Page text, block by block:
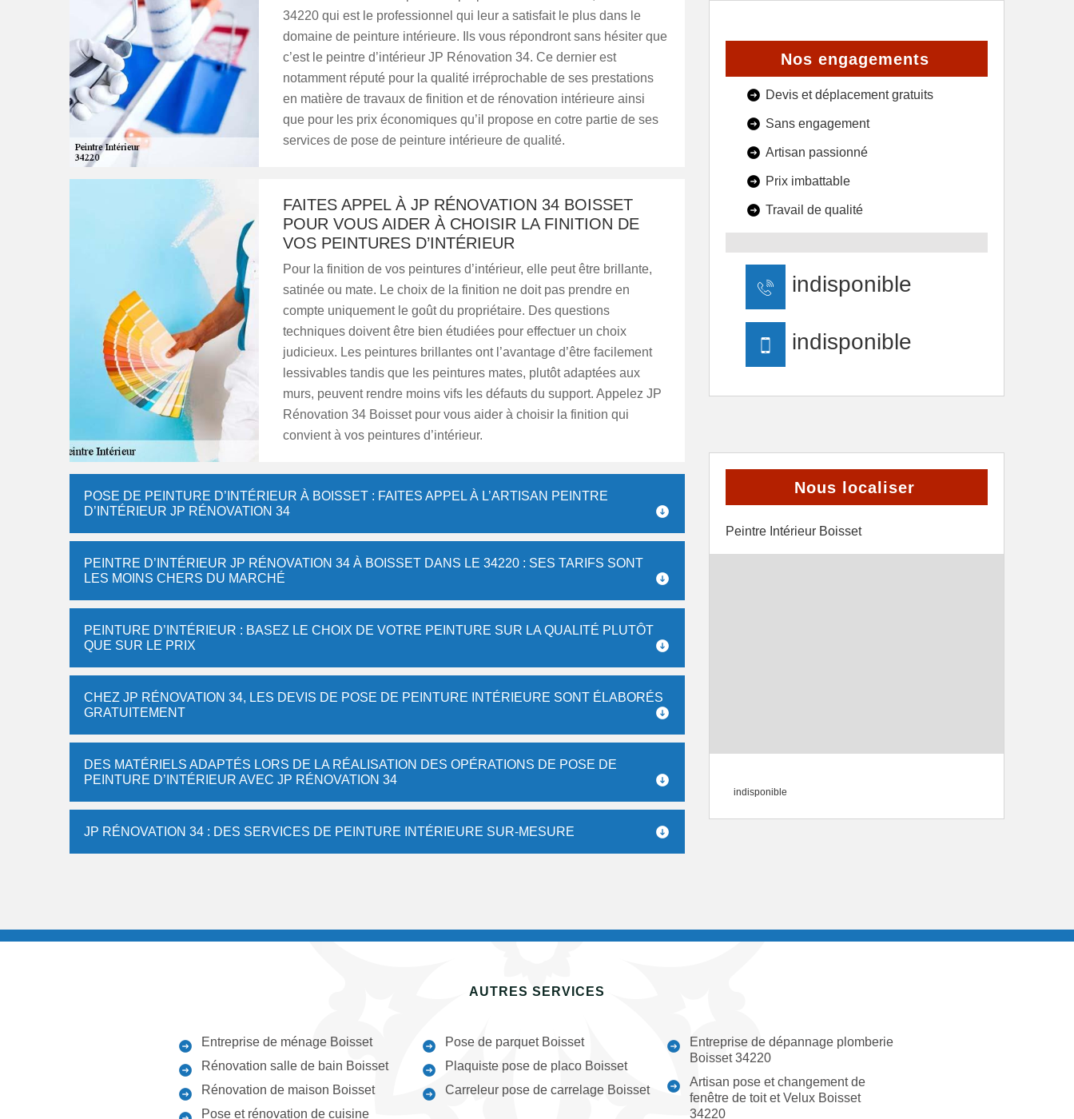
34220 qui est le professionnel qui leur a satisfait le plus dans le
domaine de peinture intérieure. Ils vous répondront sans hésiter que
c’est le peintre d’intérieur JP Rénovation 34. Ce dernier est
notamment réputé pour la qualité irréprochable de ses prestations
en matière de travaux de finition et de rénovation intérieure ainsi
que pour les prix économiques qu’il propose en cotre partie de ses
services de pose de peinture intérieure de qualité.
FAITES APPEL À JP RÉNOVATION 34 BOISSET
POUR VOUS AIDER À CHOISIR LA FINITION DE
VOS PEINTURES D’INTÉRIEUR
Pour la finition de vos peintures d’intérieur, elle peut être brillante,
satinée ou mate. Le choix de la finition ne doit pas prendre en
compte uniquement le goût du propriétaire. Des questions
techniques doivent être bien étudiées pour effectuer un choix
judicieux. Les peintures brillantes ont l’avantage d’être facilement
lessivables tandis que les peintures mates, plutôt adaptées aux
murs, peuvent rendre moins vifs les défauts du support. Appelez JP
Rénovation 34 Boisset pour vous aider à choisir la finition qui
convient à vos peintures d’intérieur.
POSE DE PEINTURE D’INTÉRIEUR À BOISSET : FAITES APPEL À L’ARTISAN PEINTRE
D’INTÉRIEUR JP RÉNOVATION 34
PEINTRE D’INTÉRIEUR JP RÉNOVATION 34 À BOISSET DANS LE 34220 : SES TARIFS SONT
LES MOINS CHERS DU MARCHÉ
PEINTURE D’INTÉRIEUR : BASEZ LE CHOIX DE VOTRE PEINTURE SUR LA QUALITÉ PLUTÔT
QUE SUR LE PRIX
CHEZ JP RÉNOVATION 34, LES DEVIS DE POSE DE PEINTURE INTÉRIEURE SONT ÉLABORÉS
GRATUITEMENT
DES MATÉRIELS ADAPTÉS LORS DE LA RÉALISATION DES OPÉRATIONS DE POSE DE
PEINTURE D’INTÉRIEUR AVEC JP RÉNOVATION 34
JP RÉNOVATION 34 : DES SERVICES DE PEINTURE INTÉRIEURE SUR-MESURE
Nos engagements
Devis et déplacement gratuits
Sans engagement
Artisan passionné
Prix imbattable
Travail de qualité
indisponible
indisponible
Nous localiser
Peintre Intérieur Boisset
indisponible
AUTRES SERVICES
Entreprise de ménage Boisset
Rénovation salle de bain Boisset
Rénovation de maison Boisset
Pose et rénovation de cuisine
Pose de parquet Boisset
Plaquiste pose de placo Boisset
Carreleur pose de carrelage Boisset
Entreprise de dépannage plomberie
Boisset 34220
Artisan pose et changement de
fenêtre de toit et Velux Boisset
34220